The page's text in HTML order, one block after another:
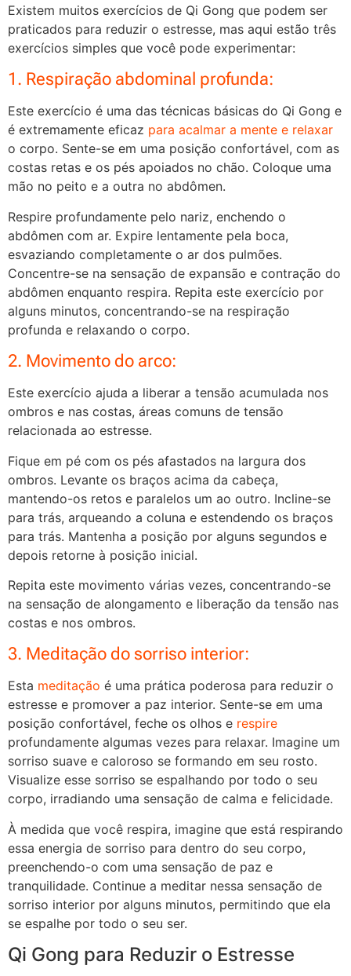
Existem muitos exercícios de Qi Gong que podem ser
praticados para reduzir o estresse, mas aqui estão três
exercícios simples que você pode experimentar:
1. Respiração abdominal profunda:
Este exercício é uma das técnicas básicas do Qi Gong e
é extremamente eficaz para acalmar a mente e relaxar
o corpo. Sente-se em uma posição confortável, com as
costas retas e os pés apoiados no chão. Coloque uma
mão no peito e a outra no abdômen.
Respire profundamente pelo nariz, enchendo o
abdômen com ar. Expire lentamente pela boca,
esvaziando completamente o ar dos pulmões.
Concentre-se na sensação de expansão e contração do
abdômen enquanto respira. Repita este exercício por
alguns minutos, concentrando-se na respiração
profunda e relaxando o corpo.
2. Movimento do arco:
Este exercício ajuda a liberar a tensão acumulada nos
ombros e nas costas, áreas comuns de tensão
relacionada ao estresse.
Fique em pé com os pés afastados na largura dos
ombros. Levante os braços acima da cabeça,
mantendo-os retos e paralelos um ao outro. Incline-se
para trás, arqueando a coluna e estendendo os braços
para trás. Mantenha a posição por alguns segundos e
depois retorne à posição inicial.
Repita este movimento várias vezes, concentrando-se
na sensação de alongamento e liberação da tensão nas
costas e nos ombros.
3. Meditação do sorriso interior:
Esta meditação é uma prática poderosa para reduzir o
estresse e promover a paz interior. Sente-se em uma
posição confortável, feche os olhos e respire
profundamente algumas vezes para relaxar. Imagine um
sorriso suave e caloroso se formando em seu rosto.
Visualize esse sorriso se espalhando por todo o seu
corpo, irradiando uma sensação de calma e felicidade.
À medida que você respira, imagine que está respirando
essa energia de sorriso para dentro do seu corpo,
preenchendo-o com uma sensação de paz e
tranquilidade. Continue a meditar nessa sensação de
sorriso interior por alguns minutos, permitindo que ela
se espalhe por todo o seu ser.
Qi Gong para Reduzir o Estresse